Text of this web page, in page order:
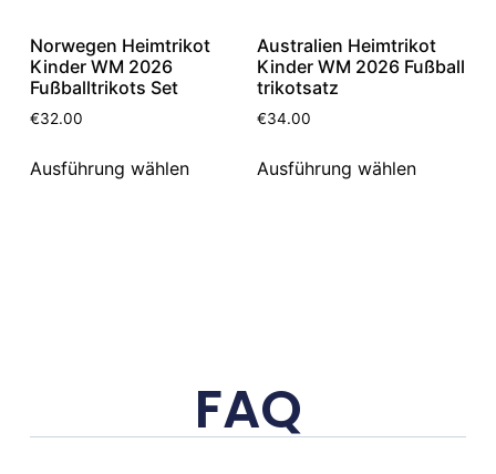
Norwegen Heimtrikot
Kinder WM 2026
Fußballtrikots Set
€32.00
Ausführung wählen
Australien Heimtrikot
Kinder WM 2026 Fußball
trikotsatz
€34.00
Ausführung wählen
FAQ